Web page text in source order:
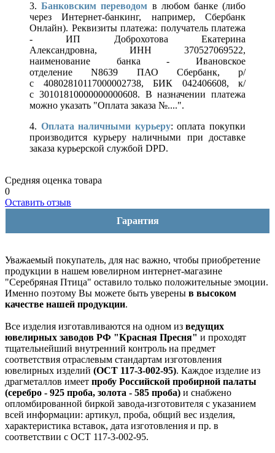
3.Банковским переводом в любом банке (либо
через Интернет-банкинг, например, Сбербанк
Онлайн). Реквизиты платежа: получатель платежа
- ИП Доброхотова Екатерина
Александровна, ИНН 370527069522,
наименование банка - Ивановское
отделение N8639 ПАО Сбербанк, р/
с 40802810117000002738, БИК 042406608, к/
с 30101810000000000608. В назначении платежа
можно указать "Оплата заказа №....".
4. Оплата наличными курьеру: оплата покупки
производится курьеру наличными при доставке
заказа курьерской службой DPD.
Средняя оценка товара
0
Оставить отзыв
Гарантия
Уважаемый покупатель, для нас важно, чтобы приобретение
продукции в нашем ювелирном интернет-магазине
"Серебряная Птица" оставило только положительные эмоции.
Именно поэтому Вы можете быть уверены в высоком
качестве нашей продукции.
Все изделия изготавливаются на одном из ведущих
ювелирных заводов РФ "Красная Пресня" и проходят
тщательнейший внутренний контроль на предмет
соответствия отраслевым стандартам изготовления
ювелирных изделий (ОСТ 117-3-002-95). Каждое изделие из
драгметаллов имеет пробу Российской пробирной палаты
(серебро - 925 проба, золота - 585 проба) и снабжено
опломбированной биркой завода-изготовителя с указанием
всей информации: артикул, проба, общий вес изделия,
характеристика вставок, дата изготовления и пр. в
соответствии с ОСТ 117-3-002-95.